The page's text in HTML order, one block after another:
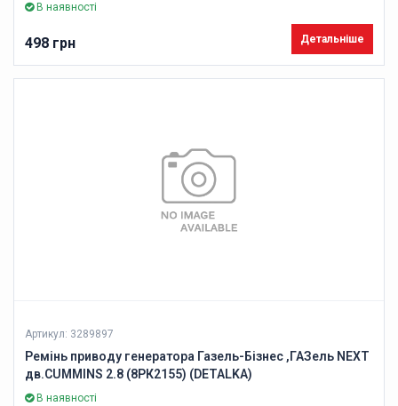
В наявності
498 грн Детальніше
Артикул: 3289897
Ремінь приводу генератора Газель-Бізнес ,ГАЗель NEXT
дв.CUMMINS 2.8 (8РК2155) (DETALKA)
В наявності